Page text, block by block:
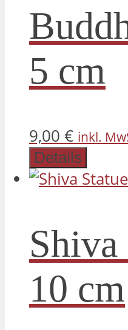
5 cm
9,00 € inkl.
Details
Shiva
10 cm